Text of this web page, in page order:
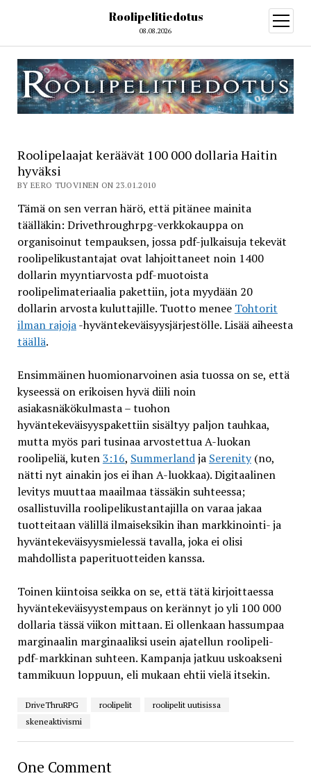
Roolipelitiedotus
08.08.2026
open
menu
Roolipelaajat keräävät 100 000 dollaria Haitin
hyväksi
BY EERO TUOVINEN ON 23.01.2010
Tämä on sen verran härö, että pitänee mainita
täälläkin: Drivethroughrpg-verkkokauppa on
organisoinut tempauksen, jossa pdf-julkaisuja tekevät
roolipelikustantajat ovat lahjoittaneet noin 1400
dollarin myyntiarvosta pdf-muotoista
roolipelimateriaalia pakettiin, jota myydään 20
dollarin arvosta kuluttajille. Tuotto menee Tohtorit
ilman rajoja-hyväntekeväisyysjärjestölle. Lisää aiheesta
täällä.
Ensimmäinen huomionarvoinen asia tuossa on se, että
kyseessä on erikoisen hyvä diili noin
asiakasnäkökulmasta – tuohon
hyväntekeväisyyspakettiin sisältyy paljon tauhkaa,
mutta myös pari tusinaa arvostettua A-luokan
roolipeliä, kuten3:16, Summerlandja Serenity(no,
nätti nyt ainakin jos ei ihan A-luokkaa). Digitaalinen
levitys muuttaa maailmaa tässäkin suhteessa;
osallistuvilla roolipelikustantajilla on varaa jakaa
tuotteitaan välillä ilmaiseksikin ihan markkinointi- ja
hyväntekeväisyysmielessä tavalla, joka ei olisi
mahdollista paperituotteiden kanssa.
Toinen kiintoisa seikka on se, että tätä kirjoittaessa
hyväntekeväisyystempaus on kerännyt jo yli 100 000
dollaria tässä viikon mittaan. Ei ollenkaan hassumpaa
marginaalin marginaaliksi usein ajatellun roolipeli-
pdf-markkinan suhteen. Kampanja jatkuu uskoakseni
tammikuun loppuun, eli mukaan ehtii vielä itsekin.
DriveThruRPG roolipelit
roolipelit uutisissa
skeneaktivismi
One Comment